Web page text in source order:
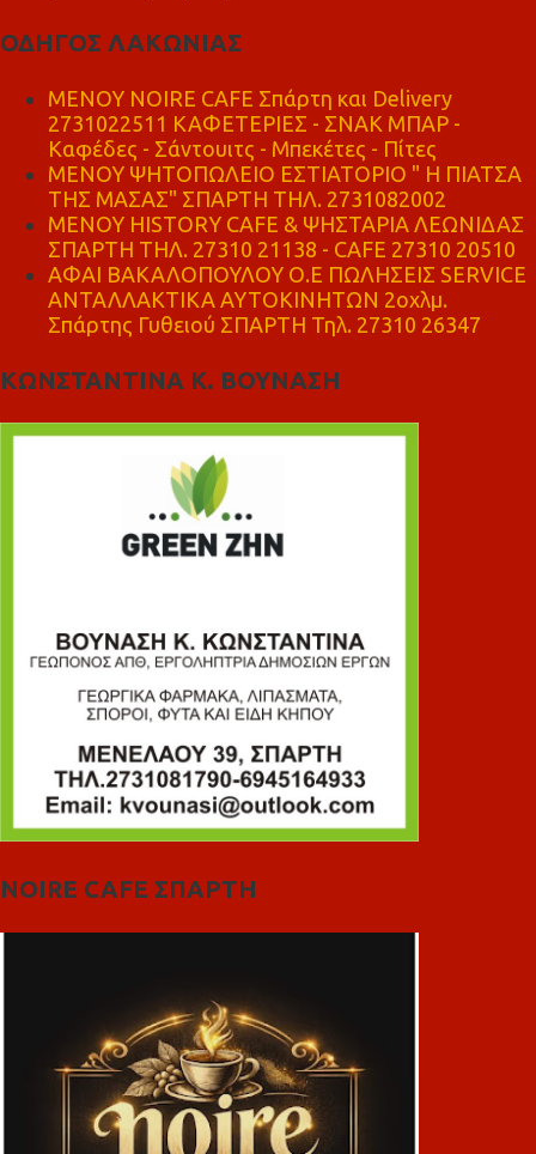
ΟΔΗΓΟΣ ΛΑΚΩΝΙΑΣ
MENOY NOIRE CAFE Σπάρτη και Delivery
2731022511 ΚΑΦΕΤΕΡΙΕΣ - ΣΝΑΚ ΜΠΑΡ -
Καφέδες - Σάντουιτς - Μπεκέτες - Πίτες
ΜΕΝΟΥ ΨΗΤΟΠΩΛΕΙΟ ΕΣΤΙΑΤΟΡΙΟ " Η ΠΙΑΤΣΑ
ΤΗΣ ΜΑΣΑΣ" ΣΠΑΡΤΗ ΤΗΛ. 2731082002
ΜΕΝΟΥ HISTORY CAFE & ΨΗΣΤΑΡΙΑ ΛΕΩΝΙΔΑΣ
ΣΠΑΡΤΗ ΤΗΛ. 27310 21138 - CAFE 27310 20510
ΑΦΑΙ ΒΑΚΑΛΟΠΟΥΛΟΥ Ο.Ε ΠΩΛΗΣΕΙΣ SERVICE
ΑΝΤΑΛΛΑΚΤΙΚΑ ΑΥΤΟΚΙΝΗΤΩΝ 2οχλμ.
Σπάρτης Γυθειού ΣΠΑΡΤΗ Τηλ. 27310 26347
ΚΩΝΣΤΑΝΤΙΝΑ Κ. ΒΟΥΝΑΣΗ
NOIRE CAFE ΣΠΑΡΤΗ